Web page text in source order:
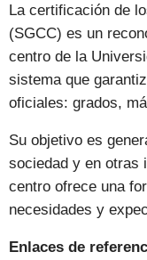
La certificación de
(SGCC) es un
centro de la
sistema que
oficiales: grados,
Su objetivo es
sociedad y en otras
centro ofrece una
necesidades y
Enlaces de